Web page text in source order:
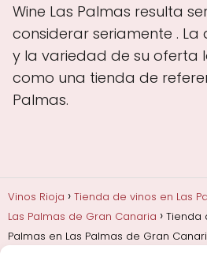
Wine Las Palmas resulta
considerar seriamente .
y la variedad de su oferta
como una tienda de
Palmas.
Vinos Rioja Tienda de vinos en Las
Las Palmas de Gran Canaria
Tienda
Palmas en Las Palmas de Gran